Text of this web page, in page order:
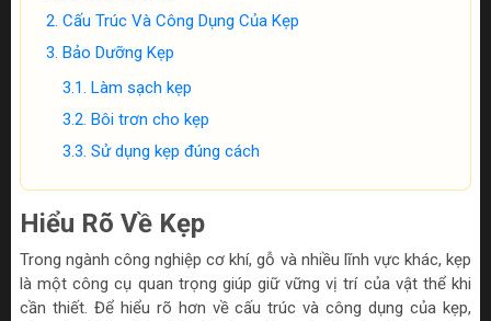
Cấu Trúc Và Công Dụng Của Kẹp
Bảo Dưỡng Kẹp
Làm sạch kẹp
Bôi trơn cho kẹp
Sử dụng kẹp đúng cách
Hiểu Rõ Về Kẹp
Trong ngành công nghiệp cơ khí, gỗ và nhiều lĩnh vực khác, kẹp
là một công cụ quan trọng giúp giữ vững vị trí của vật thể khi
cần thiết. Để hiểu rõ hơn về cấu trúc và công dụng của kẹp,